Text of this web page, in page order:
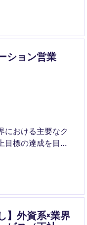
ら、顧客満足度向
ただくことが期待
ション営業
における主要なク
目標の達成を目指
します。
】外資系×業界